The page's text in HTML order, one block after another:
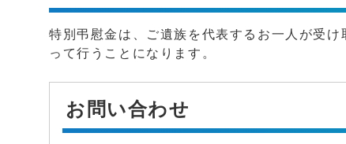
特別弔慰金は、ご遺族を代表するお一人が受
って行うことになります。
お問い合わせ